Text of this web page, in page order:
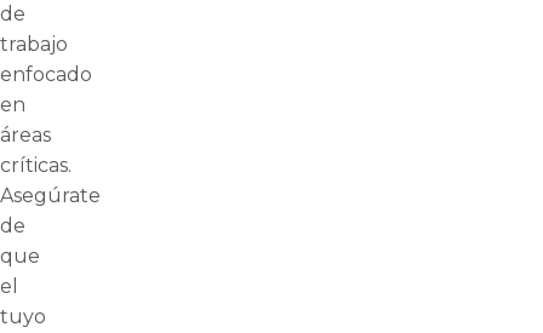
de
trabajo
enfocado
en
áreas
críticas.
Asegúrate
de
que
el
tuyo